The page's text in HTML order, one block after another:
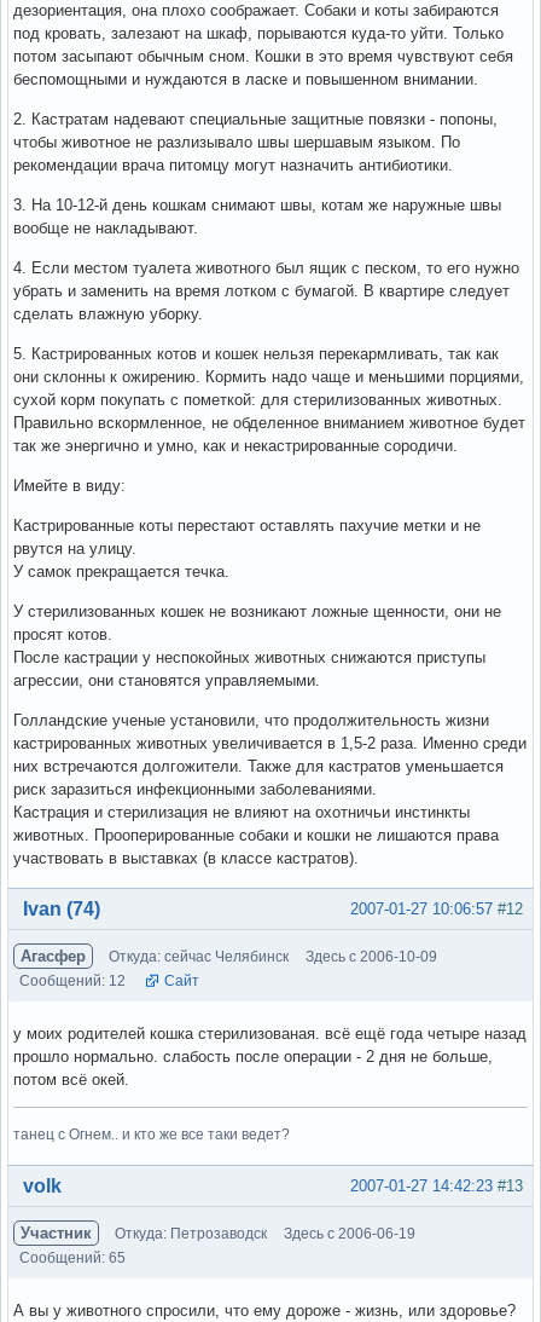
дезориентация, она плохо соображает. Собаки и коты забираются
под кровать, залезают на шкаф, порываются куда-то уйти. Только
потом засыпают обычным сном. Кошки в это время чувствуют себя
беспомощными и нуждаются в ласке и повышенном внимании.
2. Кастратам надевают специальные защитные повязки - попоны,
чтобы животное не разлизывало швы шершавым языком. По
рекомендации врача питомцу могут назначить антибиотики.
3. На 10-12-й день кошкам снимают швы, котам же наружные швы
вообще не накладывают.
4. Если местом туалета животного был ящик с песком, то его нужно
убрать и заменить на время лотком с бумагой. В квартире следует
сделать влажную уборку.
5. Кастрированных котов и кошек нельзя перекармливать, так как
они склонны к ожирению. Кормить надо чаще и меньшими порциями,
сухой корм покупать с пометкой: для стерилизованных животных.
Правильно вскормленное, не обделенное вниманием животное будет
так же энергично и умно, как и некастрированные сородичи.
Имейте в виду:
Кастрированные коты перестают оставлять пахучие метки и не
рвутся на улицу.
У самок прекращается течка.
У стерилизованных кошек не возникают ложные щенности, они не
просят котов.
После кастрации у неспокойных животных снижаются приступы
агрессии, они становятся управляемыми.
Голландские ученые установили, что продолжительность жизни
кастрированных животных увеличивается в 1,5-2 раза. Именно среди
них встречаются долгожители. Также для кастратов уменьшается
риск заразиться инфекционными заболеваниями.
Кастрация и стерилизация не влияют на охотничьи инстинкты
животных. Прооперированные собаки и кошки не лишаются права
участвовать в выставках (в классе кастратов).
Вне форума #12
2007-01-27 10:06:57
Ivan (74)
Агасфер Откуда: сейчас Челябинск
Здесь с 2006-10-09
Сообщений: 12
Сайт
у моих родителей кошка стерилизованая. всё ещё года четыре назад
прошло нормально. слабость после операции - 2 дня не больше,
потом всё окей.
танец с Огнем.. и кто же все таки ведет?
Вне форума #13
2007-01-27 14:42:23
volk
Участник Откуда: Петрозаводск
Здесь с 2006-06-19
Сообщений: 65
А вы у животного спросили, что ему дороже - жизнь, или здоровье?